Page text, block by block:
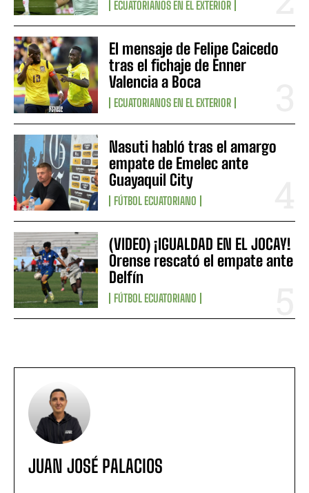
ECUATORIANOS EN EL EXTERIOR
El mensaje de Felipe Caicedo
tras el fichaje de Enner
Valencia a Boca
ECUATORIANOS EN EL EXTERIOR
Nasuti habló tras el amargo
empate de Emelec ante
Guayaquil City
FÚTBOL ECUATORIANO
(VIDEO) ¡IGUALDAD EN EL JOCAY!
Orense rescató el empate ante
Delfín
FÚTBOL ECUATORIANO
JUAN JOSÉ PALACIOS